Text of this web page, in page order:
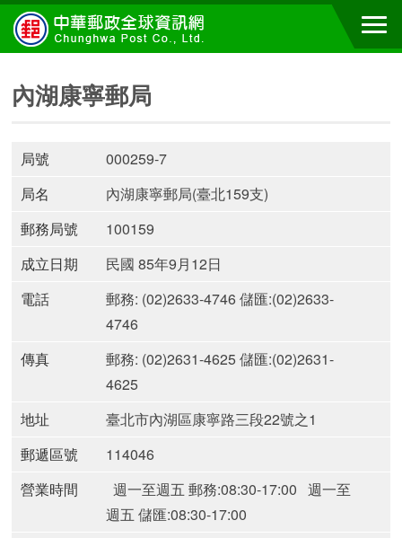
內湖康寧郵局
局號
000259-7
局名
內湖康寧郵局(臺北159支)
郵務局號
100159
成立日期
民國 85年9月12日
電話
郵務: (02)2633-4746 儲匯:(02)2633-
4746
傳真
郵務: (02)2631-4625 儲匯:(02)2631-
4625
地址
臺北市內湖區康寧路三段22號之1
郵遞區號
114046
營業時間
週一至週五 郵務:08:30-17:00 週一至
週五 儲匯:08:30-17:00